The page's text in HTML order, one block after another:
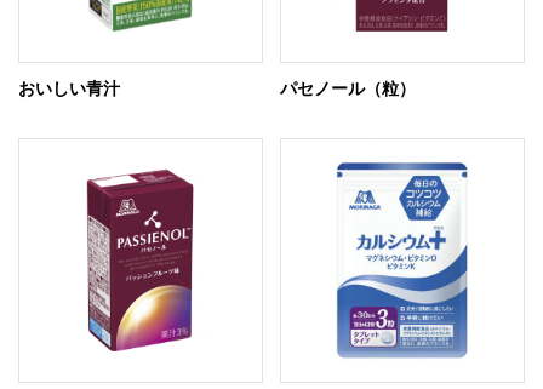
おいしい青汁 パセノール（粒）